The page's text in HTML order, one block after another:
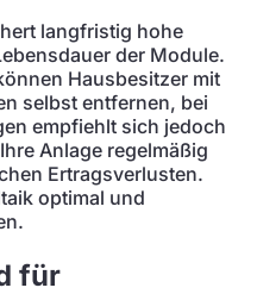
langfristig hohe
der Module.
Hausbesitzer mit
selbst entfernen, bei
empfiehlt sich jedoch
Anlage regelmäßig
Ertragsverlusten.
optimal und
für